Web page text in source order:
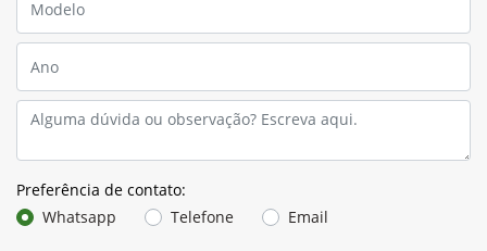
Preferência de contato:
Whatsapp
Telefone Email